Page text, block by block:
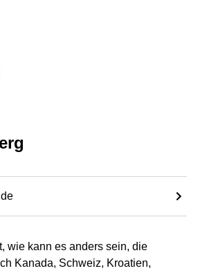
wie kann es anders sein, die
Kanada, Schweiz, Kroatien,